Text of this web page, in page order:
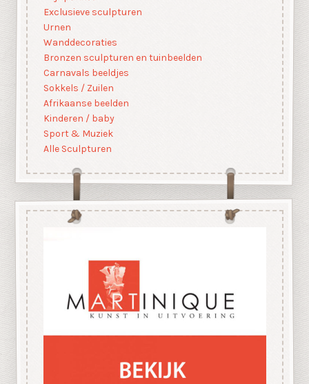
Exclusieve sculpturen
Urnen
Wanddecoraties
Bronzen sculpturen en tuinbeelden
Carnavals beeldjes
Sokkels / Zuilen
Afrikaanse beelden
Kinderen / baby
Sport & Muziek
Alle Sculpturen